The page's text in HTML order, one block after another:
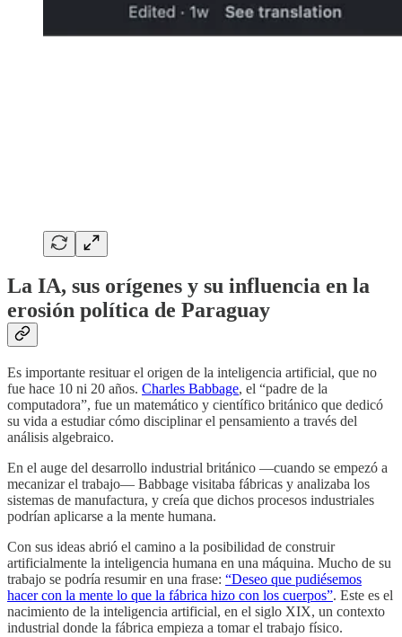
La IA, sus orígenes y su influencia en la
erosión política de Paraguay
Es importante resituar el origen de la inteligencia artificial, que no
fue hace 10 ni 20 años. Charles Babbage, el “padre de la
computadora”, fue un matemático y científico británico que dedicó
su vida a estudiar cómo disciplinar el pensamiento a través del
análisis algebraico.
En el auge del desarrollo industrial británico —cuando se empezó a
mecanizar el trabajo— Babbage visitaba fábricas y analizaba los
sistemas de manufactura, y creía que dichos procesos industriales
podrían aplicarse a la mente humana.
Con sus ideas abrió el camino a la posibilidad de construir
artificialmente la inteligencia humana en una máquina. Mucho de su
trabajo se podría resumir en una frase: “Deseo que pudiésemos
hacer con la mente lo que la fábrica hizo con los cuerpos”. Este es el
nacimiento de la inteligencia artificial, en el siglo XIX, un contexto
industrial donde la fábrica empieza a tomar el trabajo físico.